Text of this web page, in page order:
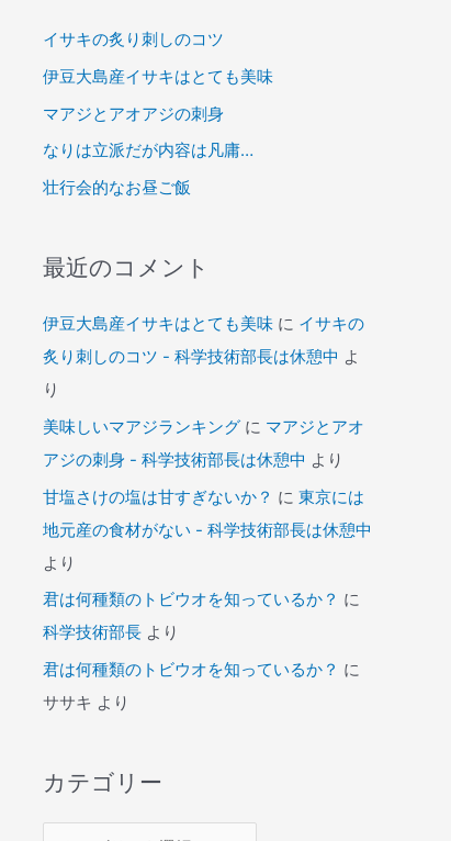
イサキの炙り刺しのコツ
伊豆大島産イサキはとても美味
マアジとアオアジの刺身
なりは立派だが内容は凡庸…
壮行会的なお昼ご飯
最近のコメント
伊豆大島産イサキはとても美味 に イサキの
炙り刺しのコツ - 科学技術部長は休憩中 よ
り
美味しいマアジランキング に マアジとアオ
アジの刺身 - 科学技術部長は休憩中 より
甘塩さけの塩は甘すぎないか？ に 東京には
地元産の食材がない - 科学技術部長は休憩中
より
君は何種類のトビウオを知っているか？ に
科学技術部長 より
君は何種類のトビウオを知っているか？ に
ササキ より
カテゴリー